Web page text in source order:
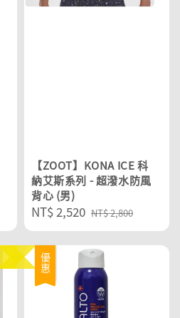
【ZOOT】KONA ICE 科
納艾斯系列 - 超潑水防風
背心 (男)
Sale
price
NT$ 2,520 Regular
price
NT$ 2,800
優惠